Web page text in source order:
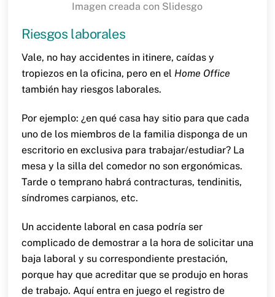
Imagen creada con Slidesgo
Riesgos laborales
Vale, no hay accidentes in itinere, caídas y
tropiezos en la oficina, pero en el Home Office
también hay riesgos laborales.
Por ejemplo: ¿en qué casa hay sitio para que cada
uno de los miembros de la familia disponga de un
escritorio en exclusiva para trabajar/estudiar? La
mesa y la silla del comedor no son ergonómicas.
Tarde o temprano habrá contracturas, tendinitis,
síndromes carpianos, etc.
Un accidente laboral en casa podría ser
complicado de demostrar a la hora de solicitar una
baja laboral y su correspondiente prestación,
porque hay que acreditar que se produjo en horas
de trabajo. Aquí entra en juego el registro de